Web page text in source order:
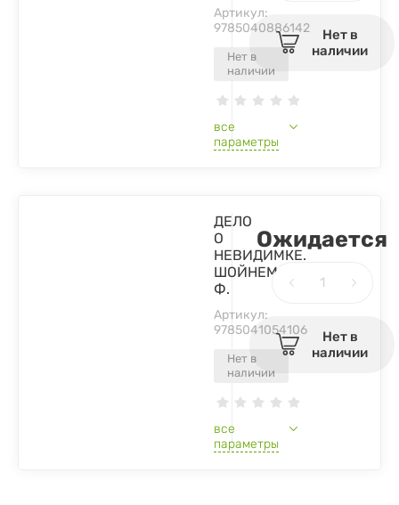
Нет в
наличии
Артикул:
9785040886142
все
параметры
Нет в
наличии
Нет в
наличии
ДЕЛО
О
НЕВИДИМКЕ.
ШОЙНЕМАНН
Ф.
Артикул:
9785041054106
все
параметры
Ожидается
Нет в
наличии